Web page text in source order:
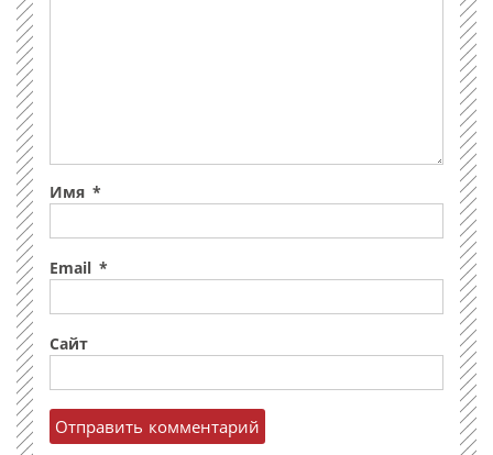
Имя *
Email *
Сайт